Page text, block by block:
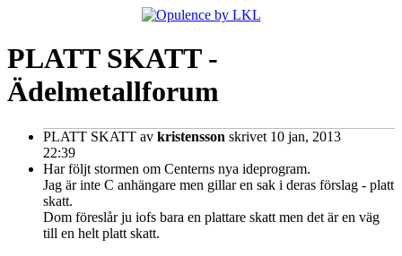
PLATT SKATT -
Ädelmetallforum
PLATT SKATT av kristensson skrivet 10 jan, 2013
22:39
Har följt stormen om Centerns nya ideprogram.
Jag är inte C anhängare men gillar en sak i deras förslag - platt
skatt.
Dom föreslår ju iofs bara en plattare skatt men det är en väg
till en helt platt skatt.